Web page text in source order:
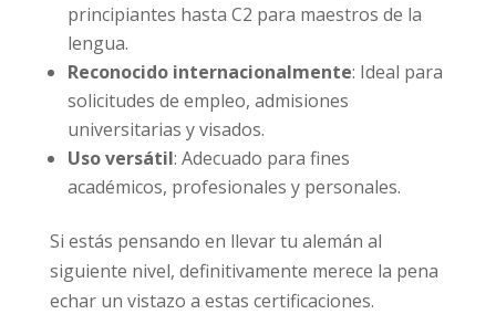
principiantes hasta C2 para maestros de la
lengua.
Reconocido internacionalmente: Ideal para
solicitudes de empleo, admisiones
universitarias y visados.
Uso versátil: Adecuado para fines
académicos, profesionales y personales.
Si estás pensando en llevar tu alemán al
siguiente nivel, definitivamente merece la pena
echar un vistazo a estas certificaciones.